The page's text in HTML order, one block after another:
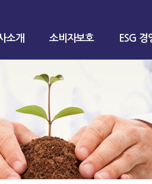
소개 소비자보호 ESG 경